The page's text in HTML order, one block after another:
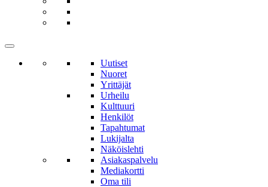
Uutiset
Nuoret
Yrittäjät
Urheilu
Kulttuuri
Henkilöt
Tapahtumat
Lukijalta
Näköislehti
Asiakaspalvelu
Mediakortti
Oma tili